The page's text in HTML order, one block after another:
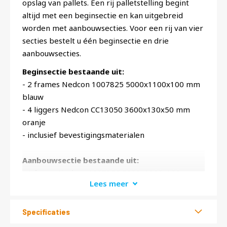
opslag van pallets. Een rij palletstelling begint
altijd met een beginsectie en kan uitgebreid
worden met aanbouwsecties. Voor een rij van vier
secties bestelt u één beginsectie en drie
aanbouwsecties.
Beginsectie bestaande uit:
- 2 frames Nedcon 1007825 5000x1100x100 mm
blauw
- 4 liggers Nedcon CC13050 3600x130x50 mm
oranje
- inclusief bevestigingsmaterialen
Aanbouwsectie bestaande uit:
oranje
Lees meer
Specificaties